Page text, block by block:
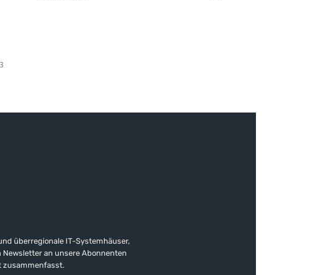
überregionale IT-Systemhäuser,
an unsere Abonnenten
zusammenfasst.